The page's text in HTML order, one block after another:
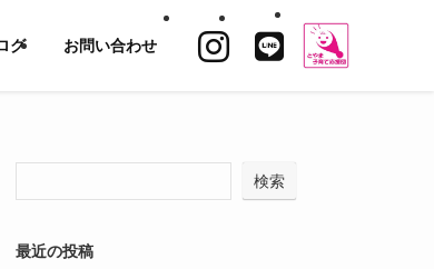
グ お問い合わせ
検索
最近の投稿